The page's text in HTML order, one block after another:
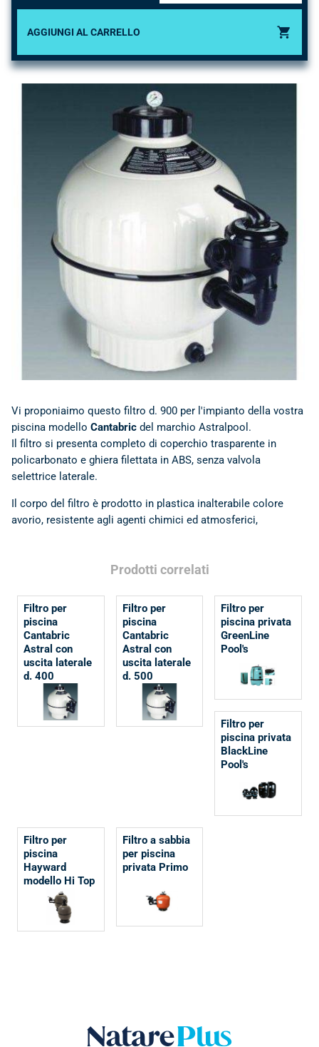
AGGIUNGI AL CARRELLO
Vi proponiaimo questo filtro d. 900 per l'impianto della vostra
piscina modello Cantabric del marchio Astralpool.
Il filtro si presenta completo di coperchio trasparente in
policarbonato e ghiera filettata in ABS, senza valvola
selettrice laterale.
Il corpo del filtro è prodotto in plastica inalterabile colore
avorio, resistente agli agenti chimici ed atmosferici,
Prodotti correlati
Filtro per
piscina
Cantabric
Astral con
uscita laterale
d. 400
Filtro per
piscina
Cantabric
Astral con
uscita laterale
d. 500
Filtro per
piscina privata
GreenLine
Pool's
Filtro per
piscina privata
BlackLine
Pool's
Filtro per
piscina
Hayward
modello Hi Top
Filtro a sabbia
per piscina
privata Primo